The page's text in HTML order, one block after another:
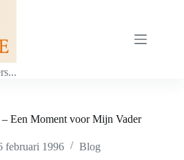
Een Moment voor Mijn Vader
februari 1996 Blog